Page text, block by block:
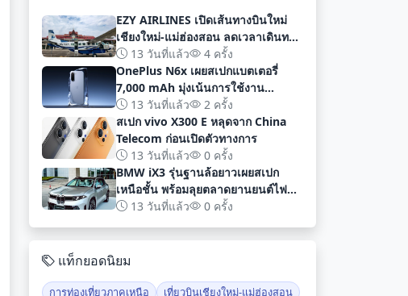
EZY AIRLINES เปิดเส้นทางบินใหม่
เชียงใหม่-แม่ฮ่องสอน ลดเวลาเดินทาง
เหลือเพียง 40 นาที
13 วันที่แล้ว
4 ครั้ง
OnePlus N6x เผยสเปกแบตเตอรี่
7,000 mAh มุ่งเน้นการใช้งาน
ยาวนานก่อนเปิดตัวอย่างเป็นทางการ
13 วันที่แล้ว
2 ครั้ง
สเปก vivo X300 E หลุดจาก China
Telecom ก่อนเปิดตัวทางการ
13 วันที่แล้ว
0 ครั้ง
BMW iX3 รุ่นฐานล้อยาวเผยสเปก
เหนือชั้น พร้อมลุยตลาดยานยนต์ไฟฟ้า
จีนด้วยระยะทาง 919 กม
13 วันที่แล้ว 0 ครั้ง
แท็กยอดนิยม
การท่องเที่ยวภาคเหนือ
เที่ยวบินเชียงใหม่-แม่ฮ่องสอน